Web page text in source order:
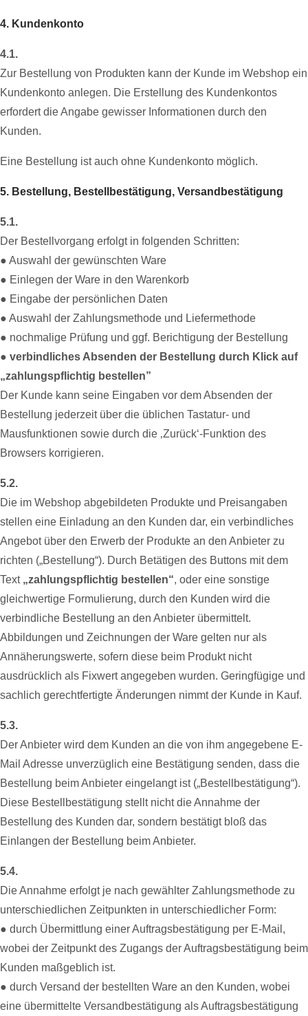
4. Kundenkonto
4.1.
Zur Bestellung von Produkten kann der Kunde im Webshop ein
Kundenkonto anlegen. Die Erstellung des Kundenkontos
erfordert die Angabe gewisser Informationen durch den
Kunden.
Eine Bestellung ist auch ohne Kundenkonto möglich.
5. Bestellung, Bestellbestätigung, Versandbestätigung
5.1.
Der Bestellvorgang erfolgt in folgenden Schritten:
● Auswahl der gewünschten Ware
● Einlegen der Ware in den Warenkorb
● Eingabe der persönlichen Daten
● Auswahl der Zahlungsmethode und Liefermethode
● nochmalige Prüfung und ggf. Berichtigung der Bestellung
● verbindliches Absenden der Bestellung durch Klick auf
„zahlungspflichtig bestellen”
Der Kunde kann seine Eingaben vor dem Absenden der
Bestellung jederzeit über die üblichen Tastatur- und
Mausfunktionen sowie durch die ‚Zurück‘-Funktion des
Browsers korrigieren.
5.2.
Die im Webshop abgebildeten Produkte und Preisangaben
stellen eine Einladung an den Kunden dar, ein verbindliches
Angebot über den Erwerb der Produkte an den Anbieter zu
richten („Bestellung“). Durch Betätigen des Buttons mit dem
Text „zahlungspflichtig bestellen“, oder eine sonstige
gleichwertige Formulierung, durch den Kunden wird die
verbindliche Bestellung an den Anbieter übermittelt.
Abbildungen und Zeichnungen der Ware gelten nur als
Annäherungswerte, sofern diese beim Produkt nicht
ausdrücklich als Fixwert angegeben wurden. Geringfügige und
sachlich gerechtfertigte Änderungen nimmt der Kunde in Kauf.
5.3.
Der Anbieter wird dem Kunden an die von ihm angegebene E-
Mail Adresse unverzüglich eine Bestätigung senden, dass die
Bestellung beim Anbieter eingelangt ist („Bestellbestätigung“).
Diese Bestellbestätigung stellt nicht die Annahme der
Bestellung des Kunden dar, sondern bestätigt bloß das
Einlangen der Bestellung beim Anbieter.
5.4.
Die Annahme erfolgt je nach gewählter Zahlungsmethode zu
unterschiedlichen Zeitpunkten in unterschiedlicher Form:
● durch Übermittlung einer Auftragsbestätigung per E-Mail,
wobei der Zeitpunkt des Zugangs der Auftragsbestätigung beim
Kunden maßgeblich ist.
● durch Versand der bestellten Ware an den Kunden, wobei
eine übermittelte Versandbestätigung als Auftragsbestätigung